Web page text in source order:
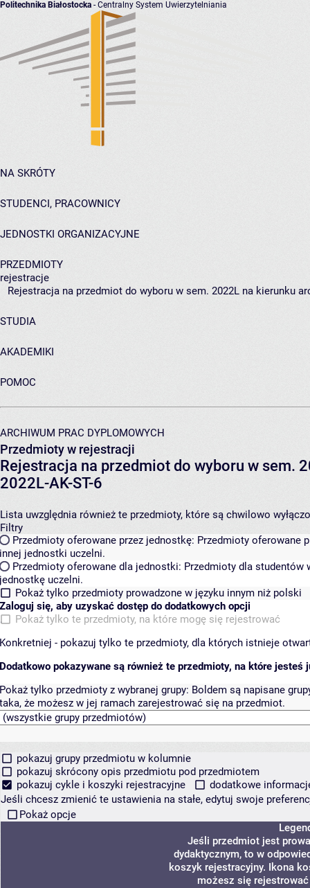
Politechnika Białostocka - Centralny System Uwierzytelniania
NA SKRÓTY
STUDENCI, PRACOWNICY
JEDNOSTKI ORGANIZACYJNE
PRZEDMIOTY
rejestracje
Rejestracja na przedmiot do wyboru w sem. 2022L na kierunku
STUDIA
AKADEMIKI
POMOC
ARCHIWUM PRAC DYPLOMOWYCH
Przedmioty w rejestracji
Rejestracja na przedmiot do wyboru w sem.
2022L-AK-ST-6
Lista uwzględnia również te przedmioty, które są chwilowo
Filtry
Przedmioty oferowane przez jednostkę: Przedmioty oferowane
innej jednostki uczelni.
Przedmioty oferowane dla jednostki: Przedmioty dla studentów
jednostkę uczelni.
Pokaż tylko przedmioty prowadzone w języku innym niż polski
Zaloguj się, aby uzyskać dostęp do dodatkowych opcji
Pokaż tylko te przedmioty, na które mogę się rejestrować
Konkretniej - pokazuj tylko te przedmioty, dla których istnieje
Dodatkowo pokazywane są również te przedmioty, na które jesteś
Pokaż tylko przedmioty z wybranej grupy: Boldem są napisane
taka, że możesz w jej ramach zarejestrować się na przedmiot.
pokazuj grupy przedmiotu w kolumnie
pokazuj skrócony opis przedmiotu pod przedmiotem
pokazuj cykle i koszyki rejestracyjne
dodatkowe
Jeśli chcesz zmienić te ustawienia na stałe, edytuj swoje
Pokaż opcje
Jeśli przedmiot jest
dydaktycznym, to w
koszyk rejestracyjny. Ikona
możesz się